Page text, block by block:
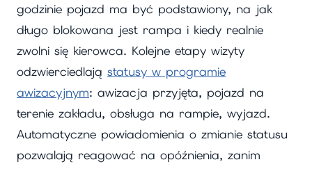
godzinie pojazd ma być podstawiony, na jak
długo blokowana jest rampa i kiedy realnie
zwolni się kierowca. Kolejne etapy wizyty
odzwierciedlają statusy w programie
awizacyjnym: awizacja przyjęta, pojazd na
terenie zakładu, obsługa na rampie, wyjazd.
Automatyczne powiadomienia o zmianie statusu
pozwalają reagować na opóźnienia, zanim